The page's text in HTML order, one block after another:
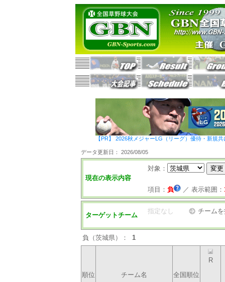
【PR】 2026秋メジャーLG（リーグ）優待・新規
データ更新日： 2026/08/05
現在の表示内容
対象：
項目： 負 ／ 表示範囲：
ターゲットチーム
指定なし チーム
負（茨城県）： 1
順位 チーム名 全国順位
R